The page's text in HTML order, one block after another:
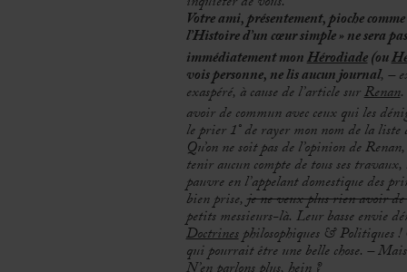
Votre ami, présentement, pioche
l’Histoire d’un cœur simple » ne sera
immédiatement monHérodiade(ou
vois personne, ne lis aucun journal, –
exaspéré, à cause de l’article surRenan.
avoir de commun avec ceux qui les
le prier 1° de rayer mon nom de la liste
Qu’on ne soit pas de l’opinion de
tenir aucun compte de tous ses
pauvre en l’appelant domestique des
bien prise,je ne veux plus rien avoir de
petits messieurs-là. Leur basse envie
Doctrinesphilosophiques & Politiques !
qui pourrait être une belle chose. –